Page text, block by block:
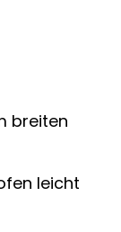
breiten
leicht